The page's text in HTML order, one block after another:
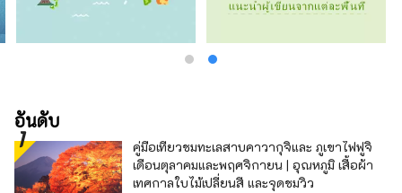
อันดับ
คู่มือเที่ยวชมทะเลสาบคาวากุจิและ ภูเขาไฟฟูจิ
เดือนตุลาคมและพฤศจิกายน | อุณหภูมิ เสื้อผ้า
เทศกาลใบไม้เปลี่ยนสี และจุดชมวิว